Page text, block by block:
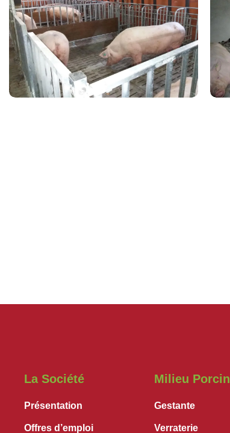
La Société
Présentation
Offres d’emploi
Milieu Porcin
Gestante
Verraterie